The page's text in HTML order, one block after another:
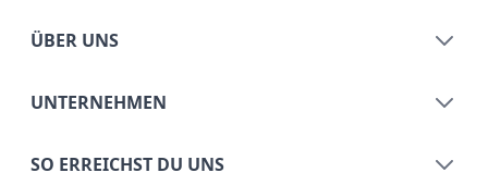
ÜBER UNS
UNTERNEHMEN
SO ERREICHST DU UNS